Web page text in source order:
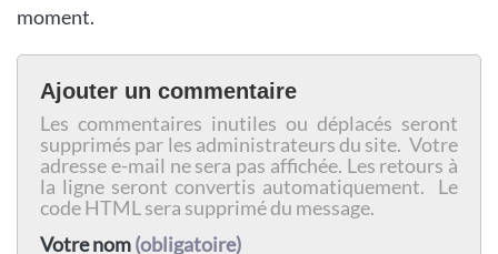
moment.
Ajouter un commentaire
Les commentaires inutiles ou déplacés seront
supprimés par les administrateurs du site. Votre
adresse e-mail ne sera pas affichée. Les retours à
la ligne seront convertis automatiquement. Le
code HTML sera supprimé du message.
Votre nom(obligatoire)